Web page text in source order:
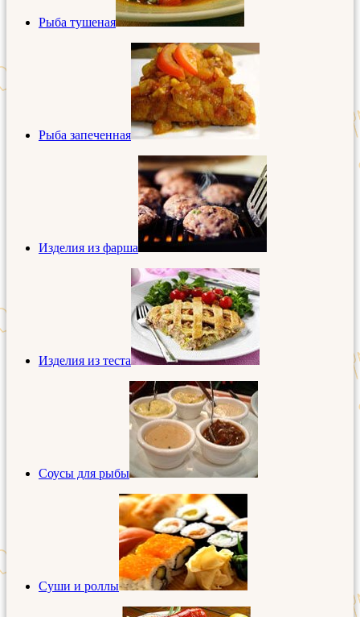
Рыба тушеная
Рыба запеченная
Изделия из фарша
Изделия из теста
Соусы для рыбы
Суши и роллы